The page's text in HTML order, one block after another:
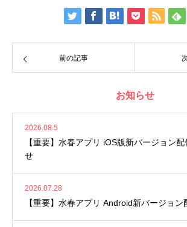
前の記事
お知らせ
2026.08.5
【重要】水春アプリ iOS版新バージョン
せ
2026.07.28
【重要】水春アプリ Android新バージョ